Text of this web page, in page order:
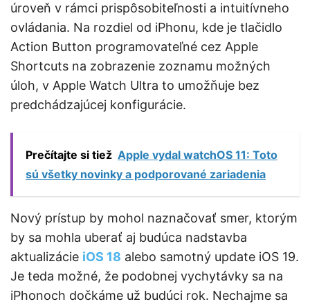
úroveň v rámci prispôsobiteľnosti a intuitívneho
ovládania. Na rozdiel od iPhonu, kde je tlačidlo
Action Button programovateľné cez Apple
Shortcuts na zobrazenie zoznamu možných
úloh, v Apple Watch Ultra to umožňuje bez
predchádzajúcej konfigurácie.
Prečítajte si tiež Apple vydal watchOS 11: Toto
sú všetky novinky a podporované zariadenia
Nový prístup by mohol naznačovať smer, ktorým
by sa mohla uberať aj budúca nadstavba
aktualizácie iOS 18 alebo samotný update iOS 19.
Je teda možné, že podobnej vychytávky sa na
iPhonoch dočkáme už budúci rok. Nechajme sa